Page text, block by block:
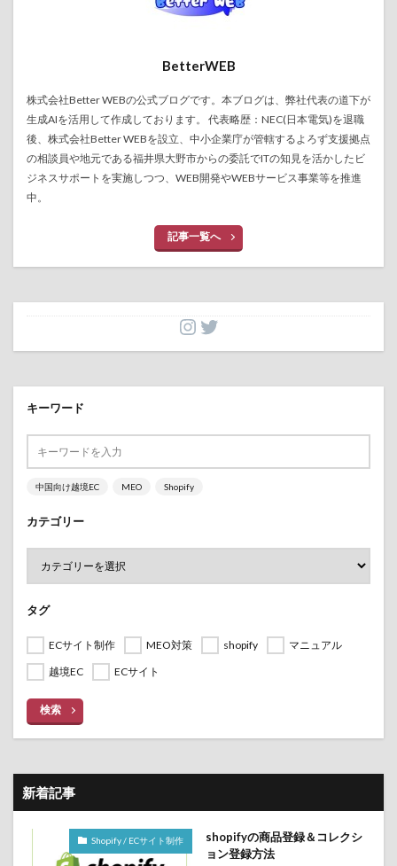
BetterWEB
株式会社Better WEBの公式ブログです。本ブログは、弊社代表の道下が
生成AIを活用して作成しております。 代表略歴：NEC(日本電気)を退職
後、株式会社Better WEBを設立、中小企業庁が管轄するよろず支援拠点
の相談員や地元である福井県大野市からの委託でITの知見を活かしたビ
ジネスサポートを実施しつつ、WEB開発やWEBサービス事業等を推進
中。
記事一覧へ
キーワード
中国向け越境EC MEO Shopify
カテゴリー
タグ
ECサイト制作 MEO対策 shopify
マニュアル
越境EC
ECサイト
検索
新着記事
Shopify / ECサイト制作
shopifyの商品登録＆コレクシ
ョン登録方法